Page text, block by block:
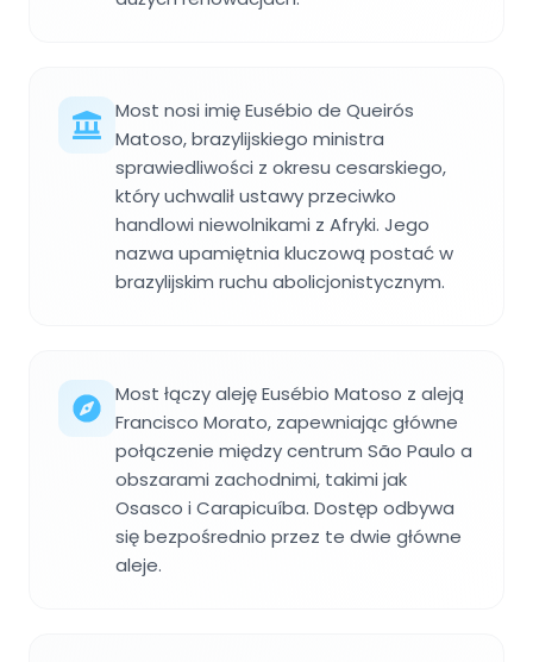
Most nosi imię Eusébio de Queirós
Matoso, brazylijskiego ministra
sprawiedliwości z okresu cesarskiego,
który uchwalił ustawy przeciwko
handlowi niewolnikami z Afryki. Jego
nazwa upamiętnia kluczową postać w
brazylijskim ruchu abolicjonistycznym.
Most łączy aleję Eusébio Matoso z aleją
Francisco Morato, zapewniając główne
połączenie między centrum São Paulo a
obszarami zachodnimi, takimi jak
Osasco i Carapicuíba. Dostęp odbywa
się bezpośrednio przez te dwie główne
aleje.